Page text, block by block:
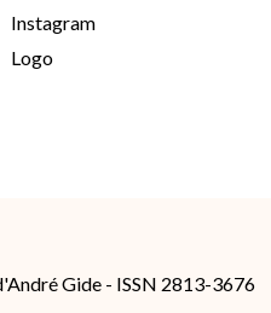
Instagram
Logo
Gide - ISSN 2813-3676